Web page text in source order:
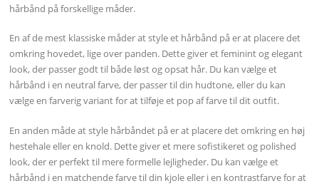
hårbånd på forskellige måder.
En af de mest klassiske måder at style et hårbånd på er at placere det
omkring hovedet, lige over panden. Dette giver et feminint og elegant
look, der passer godt til både løst og opsat hår. Du kan vælge et
hårbånd i en neutral farve, der passer til din hudtone, eller du kan
vælge en farverig variant for at tilføje et pop af farve til dit outfit.
En anden måde at style hårbåndet på er at placere det omkring en høj
hestehale eller en knold. Dette giver et mere sofistikeret og polished
look, der er perfekt til mere formelle lejligheder. Du kan vælge et
hårbånd i en matchende farve til din kjole eller i en kontrastfarve for at